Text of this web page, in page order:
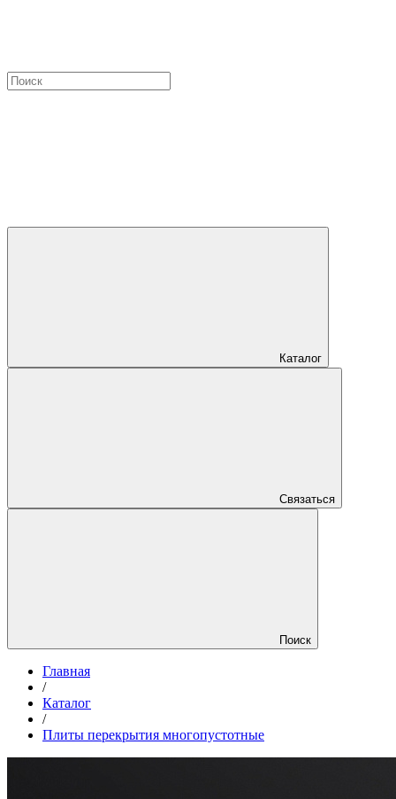
Каталог
Связаться
Поиск
Главная
/
Каталог
/
Плиты перекрытия многопустотные